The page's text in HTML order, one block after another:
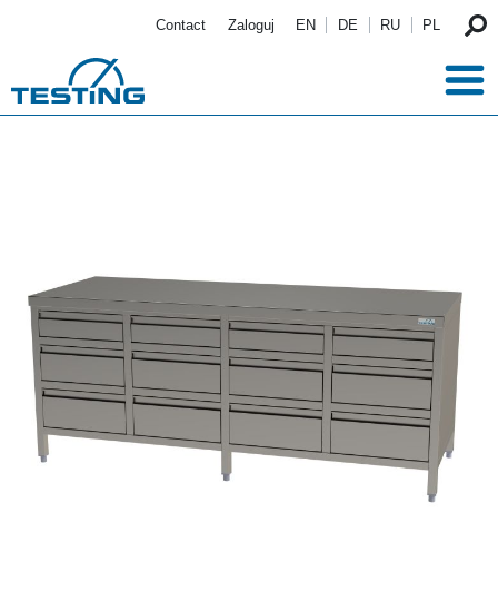
Contact Zaloguj EN DE RU PL